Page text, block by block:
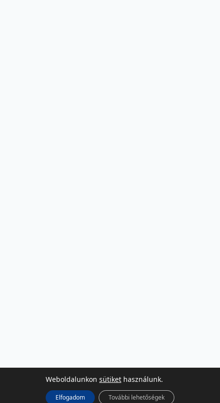
Weboldalunkon sütiket használunk.
Elfogadom További lehetőségek